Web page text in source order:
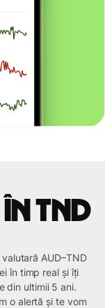
TND
AUD–TND
în timp real și îți
din ultimii 5 ani.
o alertă și te vom